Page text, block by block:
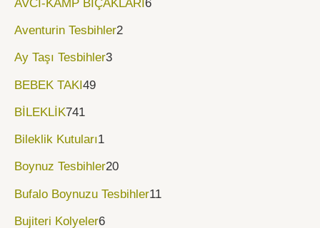
AVCI-KAMP BIÇAKLARI6
Aventurin Tesbihler2
Ay Taşı Tesbihler3
BEBEK TAKI49
BİLEKLİK741
Bileklik Kutuları1
Boynuz Tesbihler20
Bufalo Boynuzu Tesbihler11
Bujiteri Kolyeler6